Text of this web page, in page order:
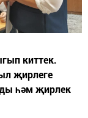
киттек.
җирлеге
һәм җирлек